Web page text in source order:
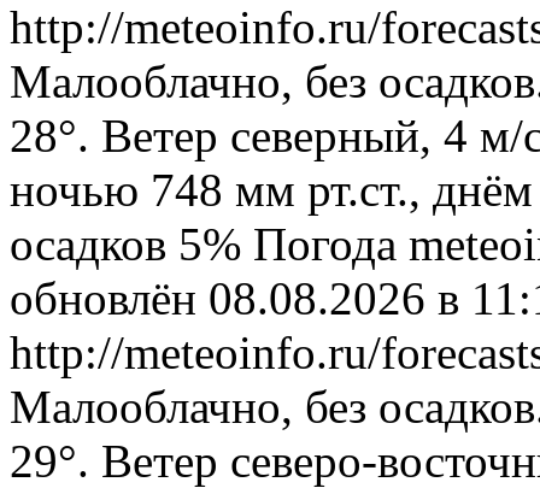
http://meteoinfo.ru/
Малооблачно, без
28°. Ветер северный, 4
ночью 748 мм рт.ст.,
осадков 5% Погода
обновлён 08.08.2026 в
http://meteoinfo.ru/
Малооблачно, без
29°. Ветер северо-